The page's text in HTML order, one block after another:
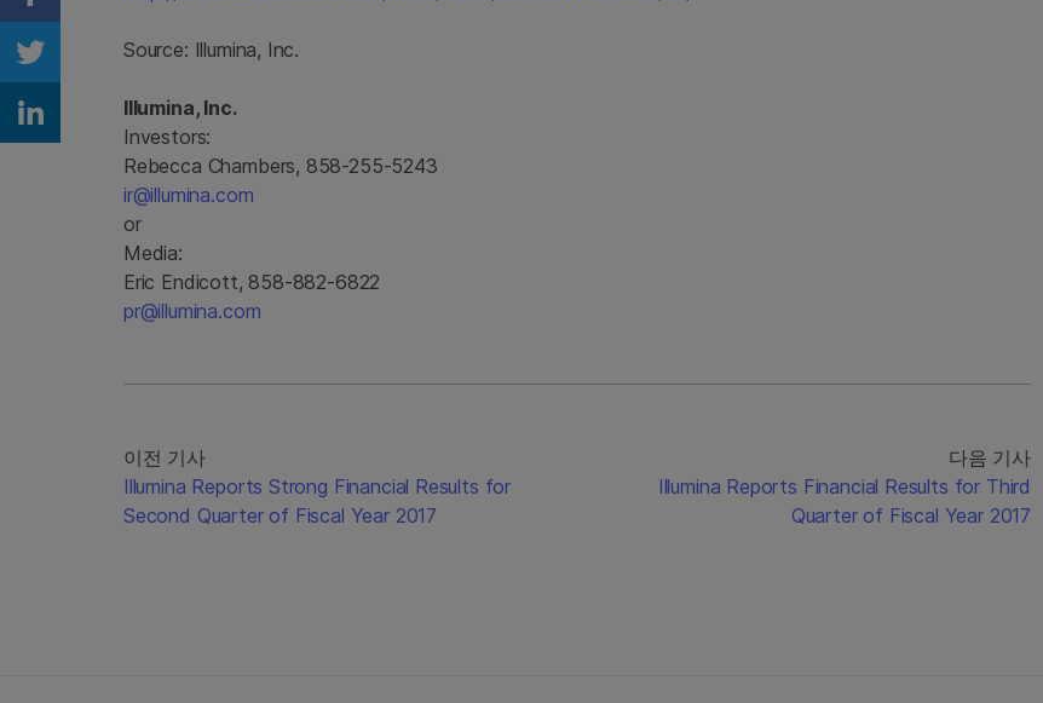
Source: Illumina, Inc.
Illumina, Inc.
Investors:
Rebecca Chambers, 858-255-5243
ir@illumina.com
or
Media:
Eric Endicott, 858-882-6822
pr@illumina.com
이전 기사
Illumina Reports Strong Financial Results for
Second Quarter of Fiscal Year 2017
다음 기사
Illumina Reports Financial Results for Third
Quarter of Fiscal Year 2017
Share on Facebook
Share on Twitter
Share on Linkedin